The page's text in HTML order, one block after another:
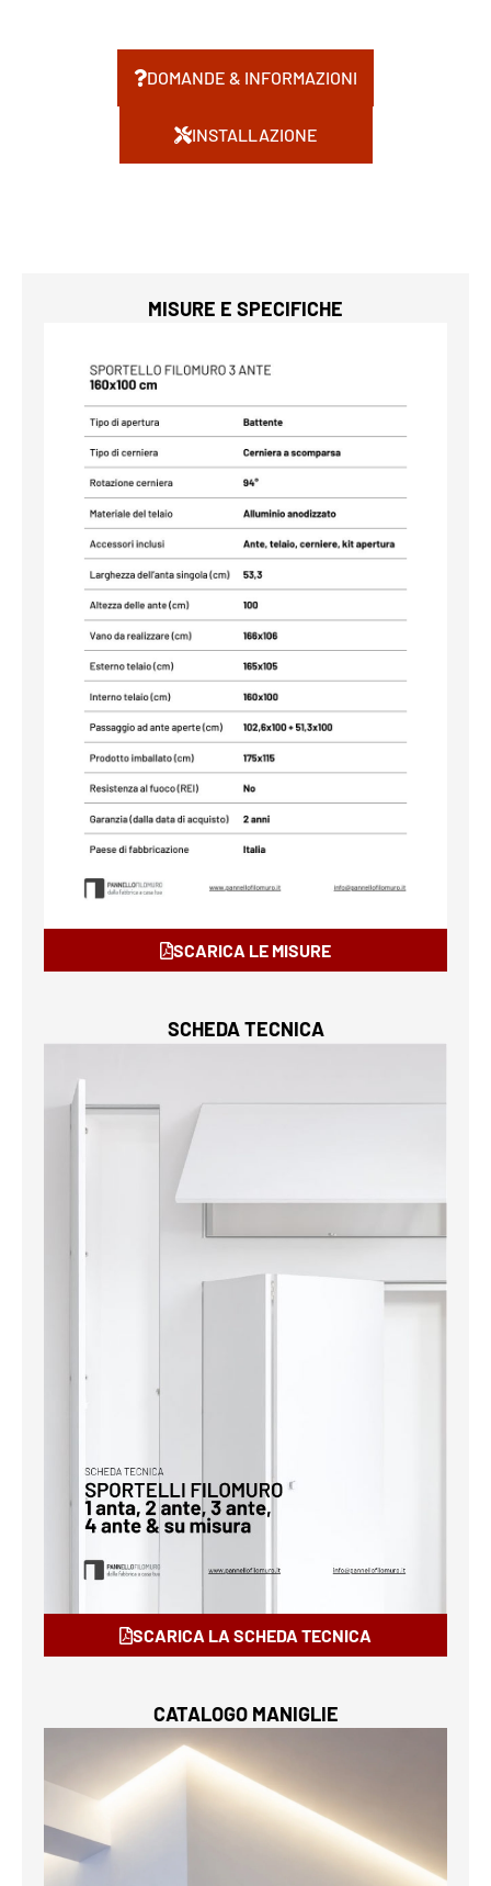
DOMANDE & INFORMAZIONI
INSTALLAZIONE
MISURE E SPECIFICHE
SCARICA LE MISURE
SCHEDA TECNICA
SCARICA LA SCHEDA TECNICA
CATALOGO MANIGLIE